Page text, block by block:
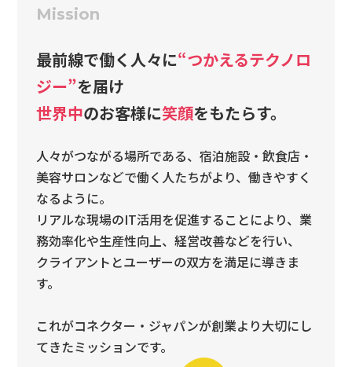
Mission
最前線で働く人々に“つかえるテクノロ
ジー”を届け
世界中のお客様に笑顔をもたらす。
人々がつながる場所である、宿泊施設・飲食店・
美容サロンなどで働く人たちがより、働きやすく
なるように。
リアルな現場のIT活用を促進することにより、業
務効率化や生産性向上、経営改善などを行い、
クライアントとユーザーの双方を満足に導きま
す。
これがコネクター・ジャパンが創業より大切にし
てきたミッションです。